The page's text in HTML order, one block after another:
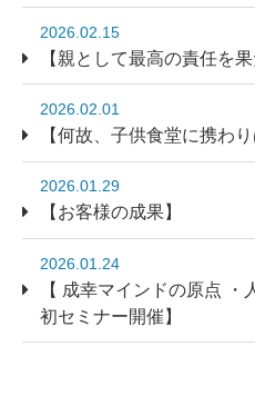
2026.02.15
【親として最高の責任を
2026.02.01
【何故、子供食堂に携わ
2026.01.29
【お客様の成果】
2026.01.24
【 成幸マインドの原点
初セミナー開催】